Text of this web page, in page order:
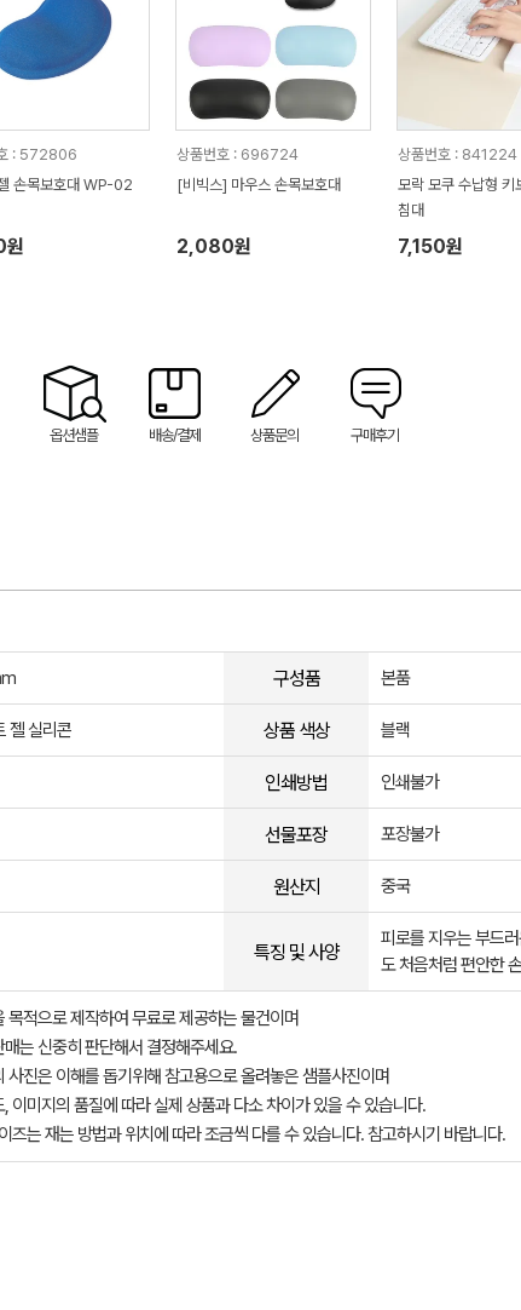
: 572806
손목보호대 WP-02
원
상품번호 : 696724
[비빅스] 마우스 손목보호대
2,080원
상품번호 : 841224
모락 모쿠 수납형 키
침대
7,150원
옵션샘플 배송/결제 상품문의 구매후기
구성품 본품
젤 실리콘 상품 색상 블랙
인쇄방법 인쇄불가
선물포장 포장불가
원산지 중국
특징 및 사양
피로를 지우는 부드
도 처음처럼 편안한
목적으로 제작하여 무료로 제공하는 물건이며
는 신중히 판단해서 결정해주세요.
사진은 이해를 돕기위해 참고용으로 올려놓은 샘플사진이며
이미지의 품질에 따라 실제 상품과 다소 차이가 있을 수 있습니다.
즈는 재는 방법과 위치에 따라 조금씩 다를 수 있습니다. 참고하시기 바랍니다.